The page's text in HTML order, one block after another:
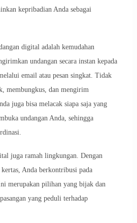
kepribadian Anda sebagai
digital adalah kemudahan
undangan secara instan kepada
email atau pesan singkat. Tidak
membungkus, dan mengirim
juga bisa melacak siapa saja yang
undangan Anda, sehingga
juga ramah lingkungan. Dengan
Anda berkontribusi pada
merupakan pilihan yang bijak dan
yang peduli terhadap